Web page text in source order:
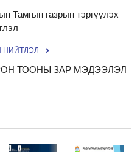
Тамгын газрын тэргүүлэх
НИЙТЛЭЛ
ТООНЫ ЗАР МЭДЭЭЛЭЛ